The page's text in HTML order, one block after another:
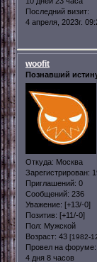
Последний визит:
4 апреля, 2023г.
woofit
Познавший
Откуда: Москва
Зарегистрирован:
Приглашений: 0
Сообщений: 236
Уважение: [+13/-0]
Позитив: [+11/-0]
Пол: Мужской
Возраст: 43 [1982-
Провел на форуме:
4 дня 8 часов